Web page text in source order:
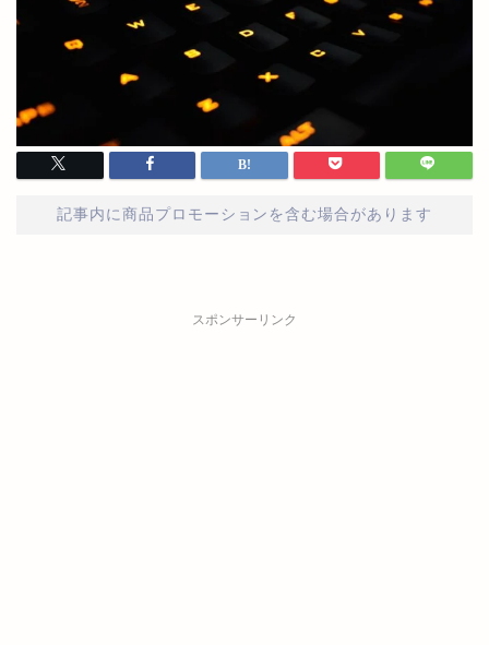
記事内に商品プロモーションを含む場合があります
スポンサーリンク